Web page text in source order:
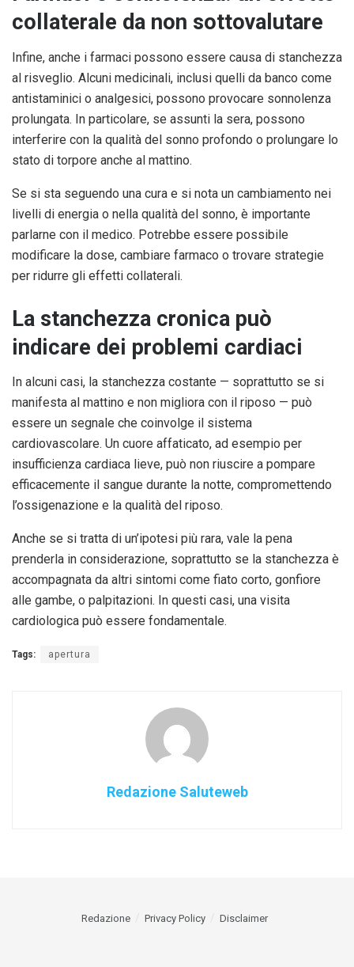
collaterale da non sottovalutare
Infine, anche i farmaci possono essere causa di stanchezza
al risveglio. Alcuni medicinali, inclusi quelli da banco come
antistaminici o analgesici, possono provocare sonnolenza
prolungata. In particolare, se assunti la sera, possono
interferire con la qualità del sonno profondo o prolungare lo
stato di torpore anche al mattino.
Se si sta seguendo una cura e si nota un cambiamento nei
livelli di energia o nella qualità del sonno, è importante
parlarne con il medico. Potrebbe essere possibile
modificare la dose, cambiare farmaco o trovare strategie
per ridurre gli effetti collaterali.
La stanchezza cronica può
indicare dei problemi cardiaci
In alcuni casi, la stanchezza costante — soprattutto se si
manifesta al mattino e non migliora con il riposo — può
essere un segnale che coinvolge il sistema
cardiovascolare. Un cuore affaticato, ad esempio per
insufficienza cardiaca lieve, può non riuscire a pompare
efficacemente il sangue durante la notte, compromettendo
l’ossigenazione e la qualità del riposo.
Anche se si tratta di un’ipotesi più rara, vale la pena
prenderla in considerazione, soprattutto se la stanchezza è
accompagnata da altri sintomi come fiato corto, gonfiore
alle gambe, o palpitazioni. In questi casi, una visita
cardiologica può essere fondamentale.
Tags: apertura
Redazione Saluteweb
Redazione Privacy Policy Disclaimer